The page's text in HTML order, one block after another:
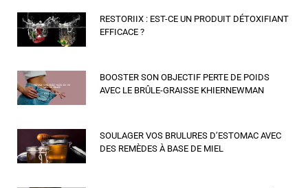
RESTORIIX : EST-CE UN PRODUIT DÉTOXIFIANT
EFFICACE ?
BOOSTER SON OBJECTIF PERTE DE POIDS
AVEC LE BRÛLE-GRAISSE KHIERNEWMAN
SOULAGER VOS BRULURES D’ESTOMAC AVEC
DES REMÈDES À BASE DE MIEL